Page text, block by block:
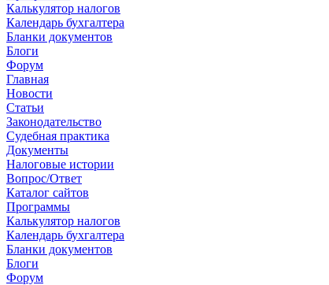
Калькулятор налогов
Календарь бухгалтера
Бланки документов
Блоги
Форум
Главная
Новости
Cтатьи
Законодательство
Судебная практика
Документы
Налоговые истории
Вопрос/Ответ
Каталог сайтов
Программы
Калькулятор налогов
Календарь бухгалтера
Бланки документов
Блоги
Форум